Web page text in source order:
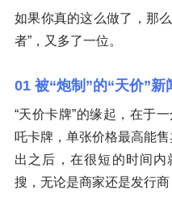
如果你真的这么做了，那
者”，又多了一位。
01 被“炮制”的“天价”新
“天价卡牌”的缘起，在于
吒卡牌，单张价格最高能
出之后，在很短的时间
搜，无论是商家还是发行商